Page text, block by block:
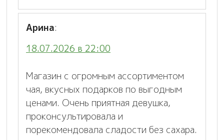
Арина:
18.07.2026 в 22:00
Магазин с огромным ассортиментом
чая, вкусных подарков по выгодным
ценами. Очень приятная девушка,
проконсультировала и
порекомендовала сладости без сахара.